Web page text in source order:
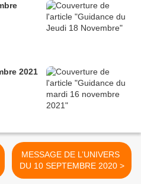
2021
MESSAGE DE L’UNIVERS
DU 10 SEPTEMBRE 2020 >